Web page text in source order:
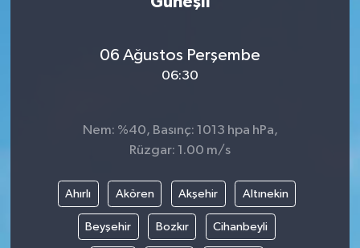
06 Ağustos Perşembe
06:30
Nem: %40, Basınç: 1013 hpa hPa,
Rüzgar: 1.00 m/s
Ahırlı Akören Akşehir Altınekin
Beyşehir Bozkır Cihanbeyli